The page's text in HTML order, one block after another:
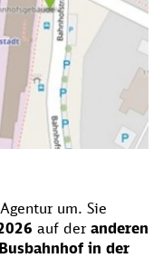
um. Sie
auf der anderen
in der